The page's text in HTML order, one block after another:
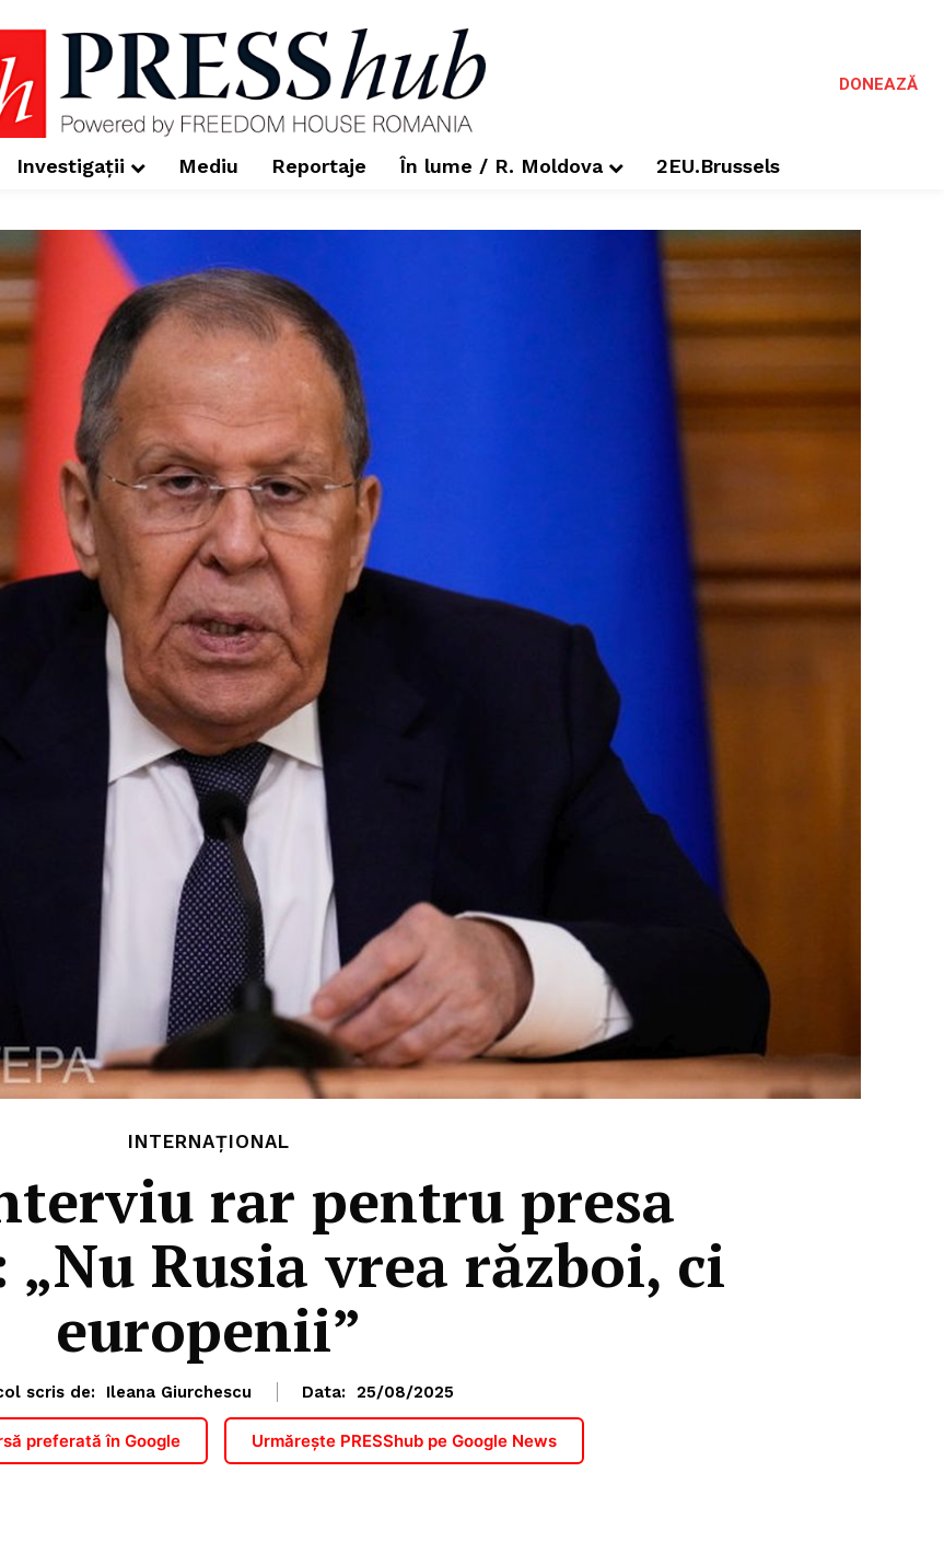
DONEAZĂ
Investigații Mediu Reportaje În lume / R. Moldova 2EU.Brussels
INTERNAȚIONAL
rar pentru presa
Rusia vrea război, ci
europenii”
scris de: Ileana Giurchescu Data: 25/08/2025
preferată în Google Urmărește PRESShub pe Google News